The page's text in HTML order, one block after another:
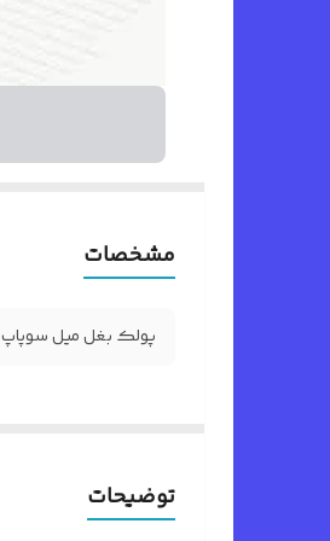
مشخصات
پولک بغل میل سوپاپ
توضیحات